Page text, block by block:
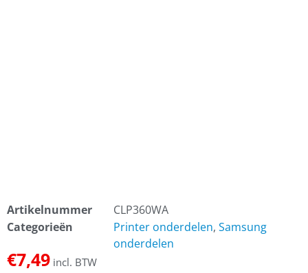
Artikelnummer
CLP360WA
Categorieën
Printer onderdelen, Samsung
onderdelen
€7,49 incl. BTW